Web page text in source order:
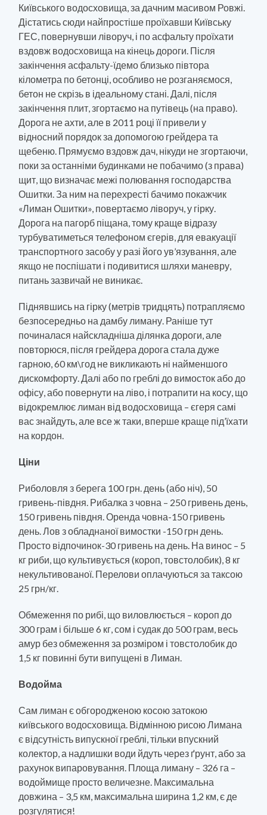
Київського водосховища, за дачним масивом Ровжі.
Дістатись сюди найпростіше проїхавши Київську
ГЕС, повернувши ліворуч, і по асфальту проїхати
вздовж водосховища на кінець дороги. Після
закінчення асфальту-їдемо близько півтора
кілометра по бетонці, особливо не розганяємося,
бетон не скрізь в ідеальному стані. Далі, після
закінчення плит, згортаємо на путівець (на право).
Дорога не ахти, але в 2011 році її привели у
відносний порядок за допомогою грейдера та
щебеню. Прямуємо вздовж дач, нікуди не згортаючи,
поки за останніми будинками не побачимо (з права)
щит, що визначає межі полювання господарства
Ошитки. За ним на перехресті бачимо покажчик
«Лиман Ошитки», повертаємо ліворуч, у гірку.
Дорога на пагорб піщана, тому краще відразу
турбуватиметься телефоном єгерів, для евакуації
транспортного засобу у разі його ув’язування, але
якщо не поспішати і подивитися шляхи маневру,
питань зазвичай не виникає.
Піднявшись на гірку (метрів тридцять) потрапляємо
безпосередньо на дамбу лиману. Раніше тут
починалася найскладніша ділянка дороги, але
повторюся, після грейдера дорога стала дуже
гарною, 60 км\год не викликають ні найменшого
дискомфорту. Далі або по греблі до вимосток або до
офісу, або повернути на ліво, і потрапити на косу, що
відокремлює лиман від водосховища – єгеря самі
вас знайдуть, але все ж таки, вперше краще під’їхати
на кордон.
Ціни
Риболовля з берега 100 грн. день (або ніч), 50
гривень-півдня. Рибалка з човна – 250 гривень день,
150 гривень півдня. Оренда човна-150 гривень
день. Лов з обладнаної вимостки -150 грн день.
Просто відпочинок-30 гривень на день. На винос – 5
кг риби, що культивується (короп, товстолобик), 8 кг
некультивованої. Перелови оплачуються за таксою
25 грн/кг.
Обмеження по рибі, що виловлюється – короп до
300 грам і більше 6 кг, сом і судак до 500 грам, весь
амур без обмеження за розміром і товстолобик до
1,5 кг повинні бути випущені в Лиман.
Водойма
Сам лиман є обгородженою косою затокою
київського водосховища. Відмінною рисою Лимана
є відсутність випускної греблі, тільки впускний
колектор, а надлишки води йдуть через ґрунт, або за
рахунок випаровування. Площа лиману – 326 га –
водоймище просто величезне. Максимальна
довжина – 3,5 км, максимальна ширина 1,2 км, є де
розгулятися!